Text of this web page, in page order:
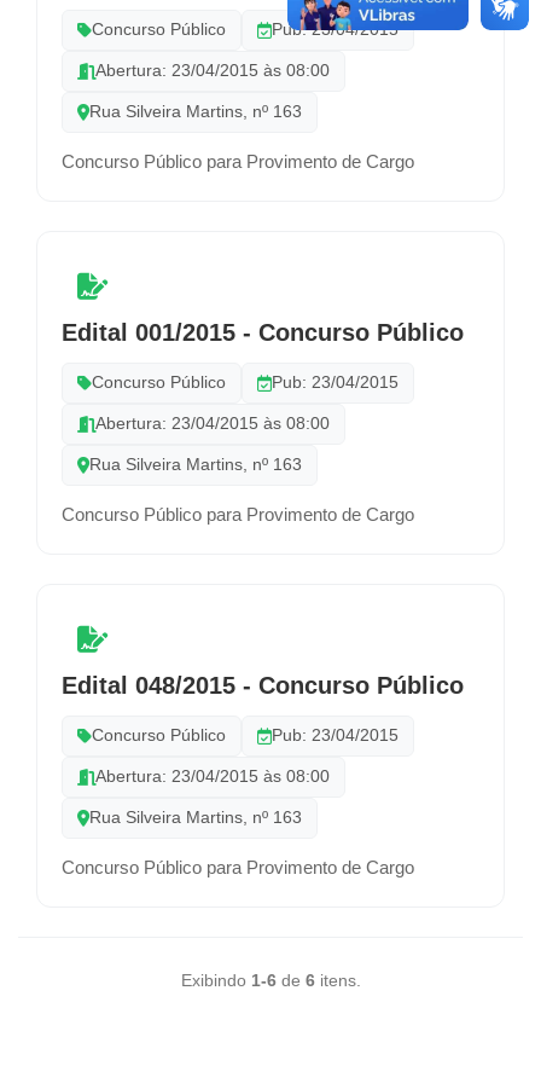
Concurso Público Pub: 23/04/2015
Abertura: 23/04/2015 às 08:00
Rua Silveira Martins, nº 163
Concurso Público para Provimento de Cargo
Edital 001/2015 - Concurso Público
Concurso Público Pub: 23/04/2015
Abertura: 23/04/2015 às 08:00
Rua Silveira Martins, nº 163
Concurso Público para Provimento de Cargo
Edital 048/2015 - Concurso Público
Concurso Público Pub: 23/04/2015
Abertura: 23/04/2015 às 08:00
Rua Silveira Martins, nº 163
Concurso Público para Provimento de Cargo
Exibindo 1-6de 6itens.